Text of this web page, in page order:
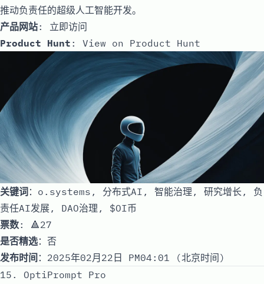
推动负责任的超级人工智能开发。
产品网站: 立即访问
Product Hunt : View on Product Hunt
关键词：o.systems, 分布式AI, 智能治理, 研究增长, 负
责任AI发展, DAO治理, $OI币
票数: 🔺27
是否精选：否
发布时间 ：2025年02月22日 PM04:01 (北京时间)
15. OptiPrompt Pro